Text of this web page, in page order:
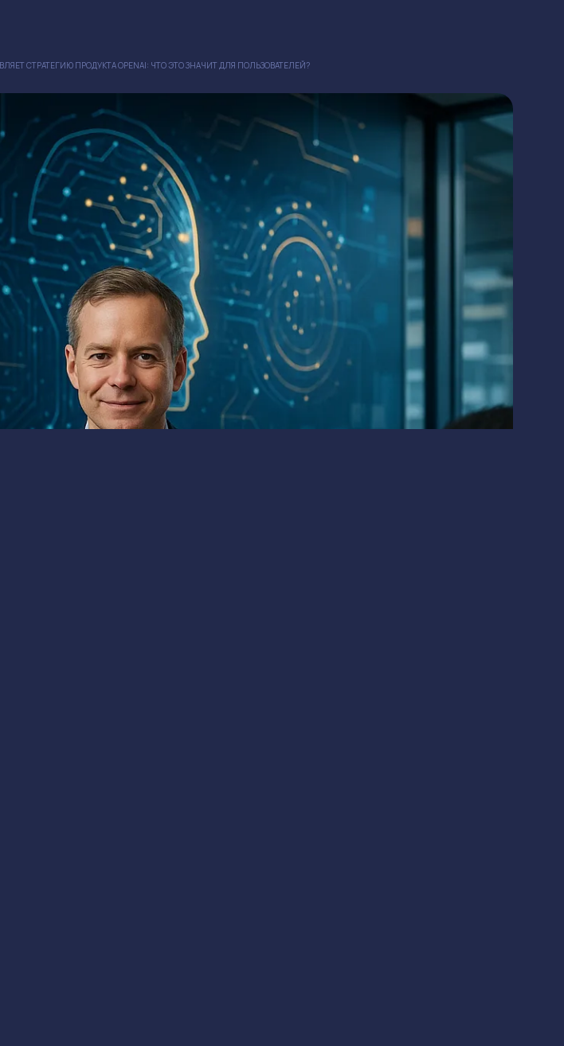
СТРАТЕГИЮ ПРОДУКТА OPENAI: ЧТО ЭТО ЗНАЧИТ ДЛЯ ПОЛЬЗОВАТЕЛЕЙ?